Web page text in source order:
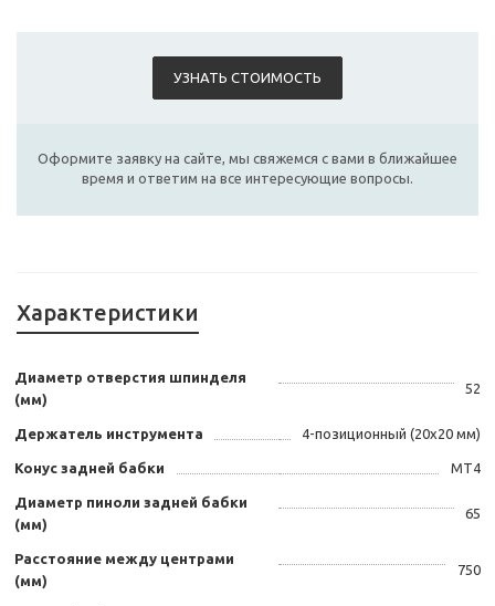
УЗНАТЬ СТОИМОСТЬ
Оформите заявку на сайте, мы свяжемся с вами в ближайшее
время и ответим на все интересующие вопросы.
Характеристики
Диаметр отверстия шпинделя
(мм)
52
Держатель инструмента 4-позиционный (20х20 мм)
Конус задней бабки MT4
Диаметр пиноли задней бабки
(мм)
65
Расстояние между центрами
(мм)
750